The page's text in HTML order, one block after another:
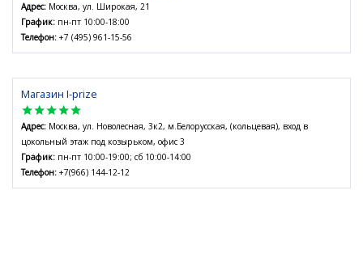
Адрес: Москва, ул. Широкая, 21
График: пн-пт 10:00-18:00
Телефон: +7 (495) 961-15-56
Магазин I-prize
star
star
star
star
star
Адрес: Москва, ул. Новолесная, 3к2, м.Белорусская, (кольцевая), вход в
цокольный этаж под козырьком, офис 3
График: пн-пт 10:00-19:00; сб 10:00-14:00
Телефон: +7(966) 144-12-12